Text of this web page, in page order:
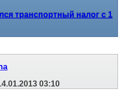
транспортный налог с 1
03:10